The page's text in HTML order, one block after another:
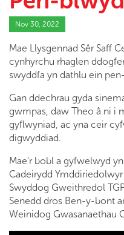
Nov 30, 2022
Mae Llysgennad Sêr Saff
cynhyrchu rhaglen
swyddfa yn dathlu ein
Gan ddechrau gyda
gwmpas, daw Theo â ni i
gyflwyniad, ac yna ceir
digwyddiad.
Mae’r bobl a gyfwelwyd
Cadeirydd
Swyddog Gweithredol
Senedd dros Ben-y-bont
Weinidog Gwasanaethau